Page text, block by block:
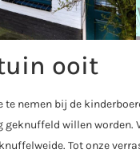
ooit
te nemen bij de
willen
Tot onze